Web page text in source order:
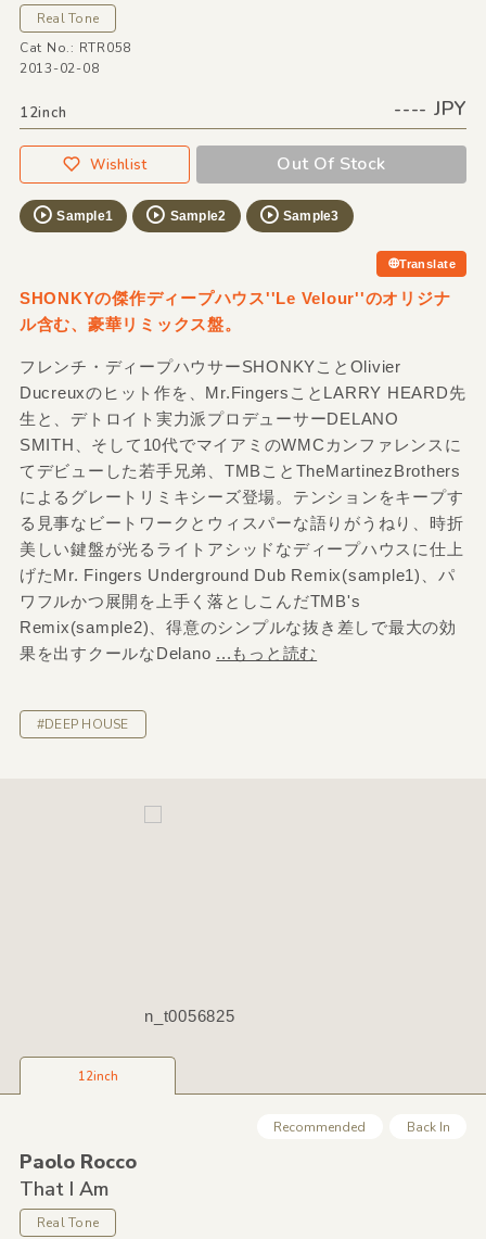
Real Tone
Cat No.: RTR058
2013-02-08
12inch ---- JPY
Wishlist Out Of Stock
Sample1 Sample2 Sample3
Translate
SHONKYの傑作ディープハウス''Le Velour''のオリジナ
ル含む、豪華リミックス盤。
フレンチ・ディープハウサーSHONKYことOlivier
Ducreuxのヒット作を、Mr.FingersことLARRY HEARD先
生と、デトロイト実力派プロデューサーDELANO
SMITH、そして10代でマイアミのWMCカンファレンスに
てデビューした若手兄弟、TMBことTheMartinezBrothers
によるグレートリミキシーズ登場。テンションをキープす
る見事なビートワークとウィスパーな語りがうねり、時折
美しい鍵盤が光るライトアシッドなディープハウスに仕上
げたMr. Fingers Underground Dub Remix(sample1)、パ
ワフルかつ展開を上手く落としこんだTMB's
Remix(sample2)、得意のシンプルな抜き差しで最大の効
果を出すクールなDelano ...もっと読む
#DEEP HOUSE
n_t0056825
12inch
Recommended Back In
Paolo Rocco
That I Am
Real Tone